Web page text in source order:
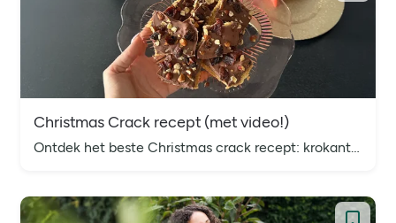
Christmas Crack recept (met video!)
Ontdek het beste Christmas crack recept: krokante crackers met karamel, chocolade en noten. Supermakkelijk, snel klaar en perfect voor de feestdagen.